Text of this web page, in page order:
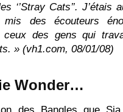
‘’Stray Cats’’. J’étais
mis des écouteurs
ceux des gens qui
» (vh1.com, 08/01/08)
Wonder…
des Bangles que